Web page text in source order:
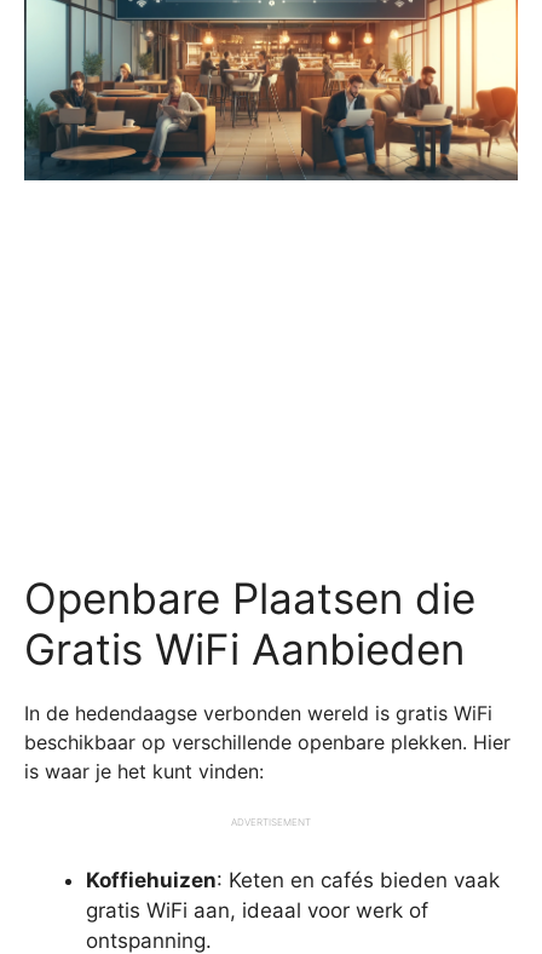
Openbare Plaatsen die
Gratis WiFi Aanbieden
In de hedendaagse verbonden wereld is gratis WiFi
beschikbaar op verschillende openbare plekken. Hier
is waar je het kunt vinden:
ADVERTISEMENT
Koffiehuizen: Keten en cafés bieden vaak
gratis WiFi aan, ideaal voor werk of
ontspanning.